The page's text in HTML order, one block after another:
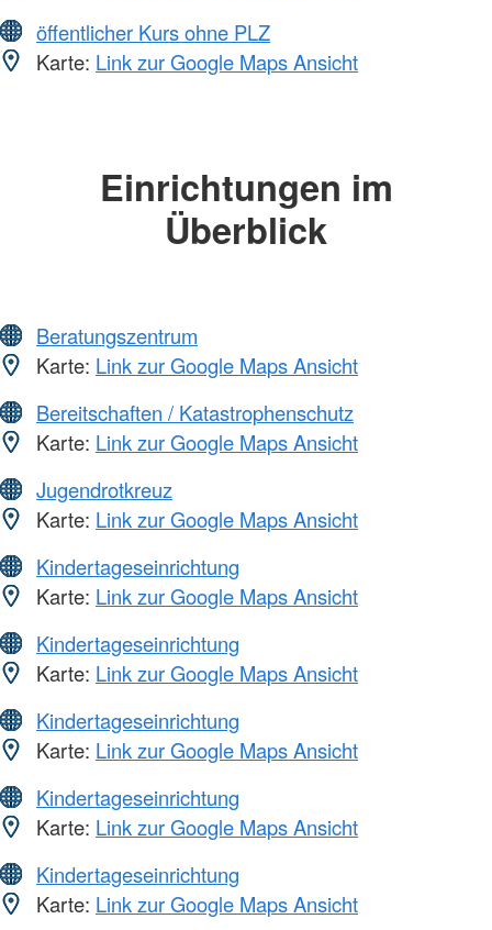
öffentlicher Kurs ohne PLZ
Karte: Link zur Google Maps Ansicht
Einrichtungen im
Überblick
Beratungszentrum
Karte: Link zur Google Maps Ansicht
Bereitschaften / Katastrophenschutz
Karte: Link zur Google Maps Ansicht
Jugendrotkreuz
Karte: Link zur Google Maps Ansicht
Kindertageseinrichtung
Karte: Link zur Google Maps Ansicht
Kindertageseinrichtung
Karte: Link zur Google Maps Ansicht
Kindertageseinrichtung
Karte: Link zur Google Maps Ansicht
Kindertageseinrichtung
Karte: Link zur Google Maps Ansicht
Kindertageseinrichtung
Karte: Link zur Google Maps Ansicht